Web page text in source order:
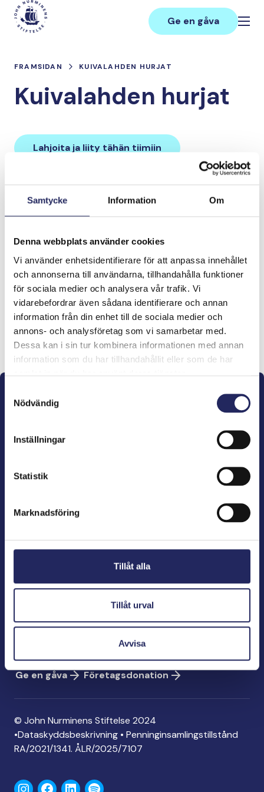
Samtycke Information Om
Denna webbplats använder cookies
Vi använder enhetsidentifierare för att anpassa innehållet
och annonserna till användarna, tillhandahålla funktioner
för sociala medier och analysera vår trafik. Vi
vidarebefordrar även sådana identifierare och annan
information från din enhet till de sociala medier och
annons- och analysföretag som vi samarbetar med.
Dessa kan i sin tur kombinera informationen med annan
information som du har tillhandahållit eller som de har
Nödvändig
Inställningar
Statistik
Marknadsföring
Tillåt alla
Tillåt urval
Avvisa
Hoppa
innehåll
Main
Ge en gåva
FRAMSIDAN KUIVALAHDEN HURJAT
Kuivalahden hurjat
Lahjoita ja liity tähän tiimiin
Tiimin lahjoitukset yhteensä:
Tiimille tehdyt
lahjoitukset
Lahjoita ja liity tähän tiimiin
kulturens väktare och utgivare av marin litteratur.
Bölegatan 2
00240 Helsingfors
Kontaktinformation
Ge en gåva
Ge en gåva
Företagsdonation
© John Nurminens Stiftelse 2024
•Dataskyddsbeskrivning • Penninginsamlingstillstånd
RA/2021/1341. ÅLR/2025/7107